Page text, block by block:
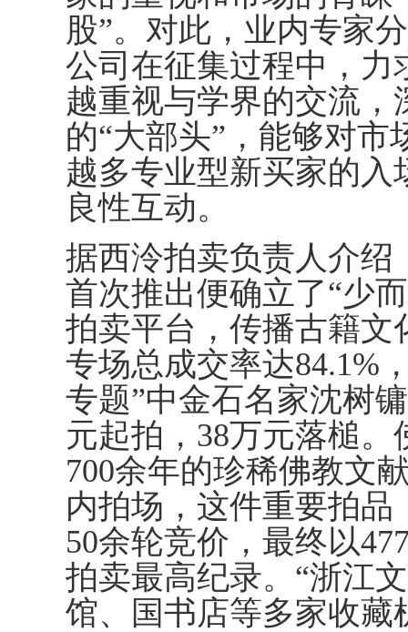
股”。对此，业内专家
公司在征集过程中，力
越重视与学界的交流
的“大部头”，能够对
越多专业型新买家的
良性互动。
据西泠拍卖负责人介绍
首次推出便确立了“少
拍卖平台，传播古籍文
专场总成交率达84.1%
专题”中金石名家沈树
元起拍，38万元落槌
700余年的珍稀佛教文
内拍场，这件重要拍品
50余轮竞价，最终以
拍卖最高纪录。“浙江
馆、国书店等多家收藏